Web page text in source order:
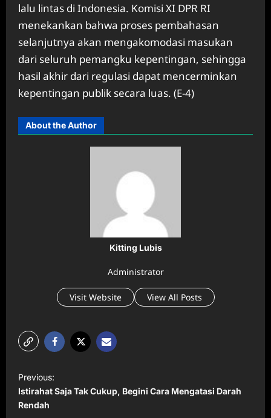
lalu lintas di Indonesia. Komisi XI DPR RI
menekankan bahwa proses pembahasan
selanjutnya akan mengakomodasi masukan
dari seluruh pemangku kepentingan, sehingga
hasil akhir dari regulasi dapat mencerminkan
kepentingan publik secara luas. (E-4)
About the Author
Kitting Lubis
Administrator
Visit Website View All Posts
P
o
s
Previous:
Istirahat Saja Tak Cukup, Begini Cara Mengatasi Darah
Rendah